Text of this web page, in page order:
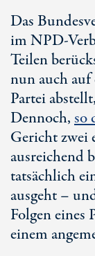
Das
im NPD-
Teilen
nun auch
Partei
Dennoch,so
Gericht zwei
ausreichend
tatsächlich
ausgeht –
Folgen
einem